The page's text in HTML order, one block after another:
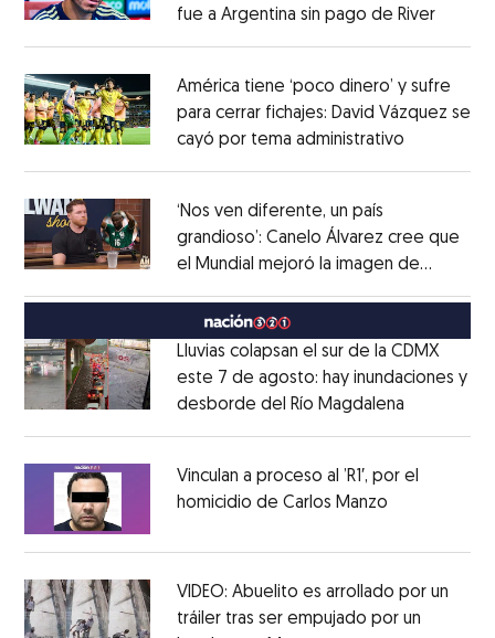
fue a Argentina sin pago de RiverOpens
América tiene ‘poco dinero’ y sufre
para cerrar fichajes: David Vázquez se
cayó por tema administrativo
‘Nos ven diferente, un país
grandioso’: Canelo Álvarez cree que
el Mundial mejoró la imagen de
MéxicoOpens in new window
Lluvias colapsan el sur de la CDMX
este 7 de agosto: hay inundaciones y
desborde del Río Magdalena
Vinculan a proceso al ’R1′, por el
homicidio de Carlos Manzo
VIDEO: Abuelito es arrollado por un
tráiler tras ser empujado por un